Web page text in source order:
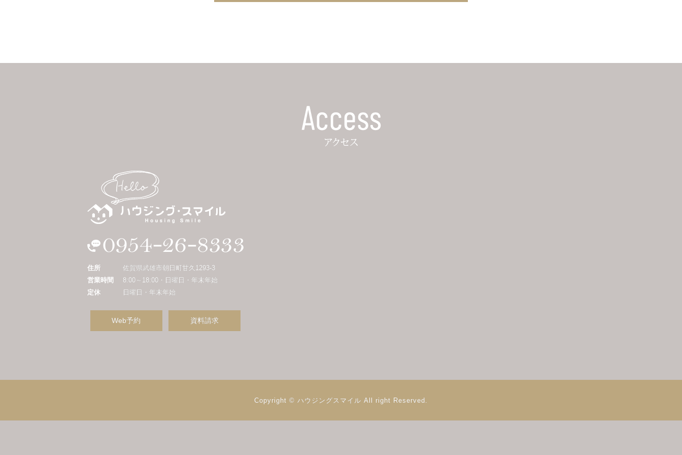
住所
佐賀県武雄市朝日町甘久1293-3
営業時間
8:00～18:00・日曜日・年末年始
定休
日曜日・年末年始
Web予約 資料請求
Copyright © ハウジングスマイル All right Reserved.